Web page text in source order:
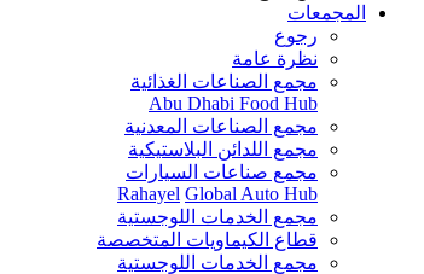
المجمعات
رجوع
نظرة عامة
مجمع الصناعات الغذائية
Abu Dhabi Food Hub
مجمع الصناعات المعدنية
مجمع اللدائن البلاستيكية
مجمع صناعات السيارات
Rahayel Global Auto Hub
مجمع الخدمات اللوجستية
قطاع الكيماويات المتخصصة
مجمع الخدمات اللوجستية